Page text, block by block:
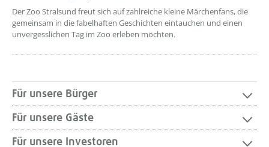
Der Zoo Stralsund freut sich auf zahlreiche kleine Märchenfans, die
gemeinsam in die fabelhaften Geschichten eintauchen und einen
unvergesslichen Tag im Zoo erleben möchten.
Für unsere Bürger
Für unsere Gäste
Für unsere Investoren